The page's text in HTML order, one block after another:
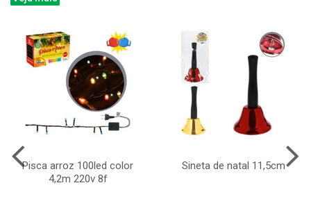
Pisca arroz 100led color
4,2m 220v 8f
Sineta de natal 11,5cm